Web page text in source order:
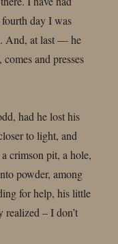
day I was
And, at last — he
and presses
had he lost his
to light, and
crimson pit, a hole,
powder, among
for help, his little
– I don’t